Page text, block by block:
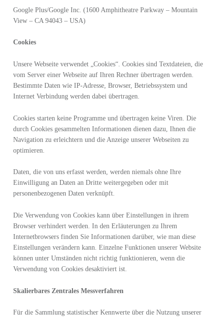
Google Plus/Google Inc. (1600 Amphitheatre Parkway – Mountain
View – CA 94043 – USA)
Cookies
Unsere Webseite verwendet „Cookies“. Cookies sind Textdateien, die
vom Server einer Webseite auf Ihren Rechner übertragen werden.
Bestimmte Daten wie IP-Adresse, Browser, Betriebssystem und
Internet Verbindung werden dabei übertragen.
Cookies starten keine Programme und übertragen keine Viren. Die
durch Cookies gesammelten Informationen dienen dazu, Ihnen die
Navigation zu erleichtern und die Anzeige unserer Webseiten zu
optimieren.
Daten, die von uns erfasst werden, werden niemals ohne Ihre
Einwilligung an Daten an Dritte weitergegeben oder mit
personenbezogenen Daten verknüpft.
Die Verwendung von Cookies kann über Einstellungen in ihrem
Browser verhindert werden. In den Erläuterungen zu Ihrem
Internetbrowsers finden Sie Informationen darüber, wie man diese
Einstellungen verändern kann. Einzelne Funktionen unserer Website
können unter Umständen nicht richtig funktionieren, wenn die
Verwendung von Cookies desaktiviert ist.
Skalierbares Zentrales Messverfahren
Für die Sammlung statistischer Kennwerte über die Nutzung unserer